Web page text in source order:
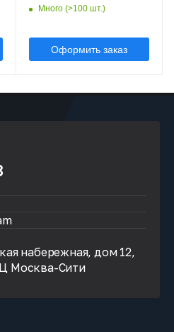
Много (>100 шт.)
Оформить заказ
набережная, дом 12,
Москва-Сити